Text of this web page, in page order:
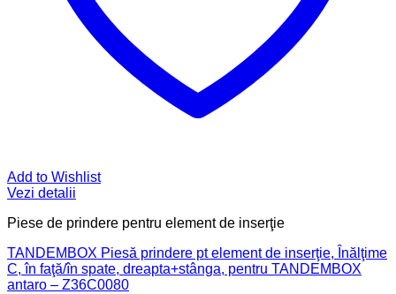
Add to Wishlist
Vezi detalii
Piese de prindere pentru element de inserţie
TANDEMBOX Piesă prindere pt element de inserţie, Înălţime
C, în faţă/în spate, dreapta+stânga, pentru TANDEMBOX
antaro – Z36C0080